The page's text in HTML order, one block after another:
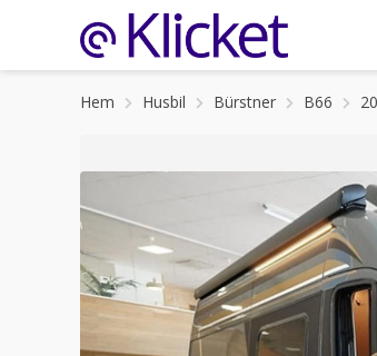
Hem Husbil Bürstner B66